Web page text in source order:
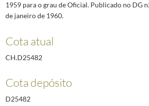
1959 para o grau de Oficial. Publicado no DG
de janeiro de 1960.
Cota atual
CH.D25482
Cota depósito
D25482